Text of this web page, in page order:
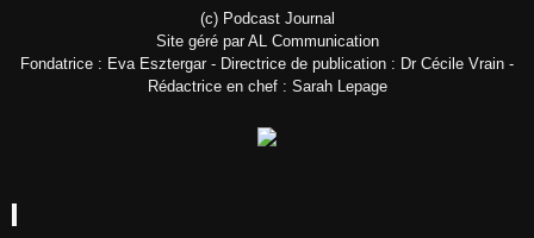
(c) Podcast Journal
Site géré par AL Communication
Fondatrice : Eva Esztergar - Directrice de publication : Dr Cécile Vrain -
Rédactrice en chef : Sarah Lepage